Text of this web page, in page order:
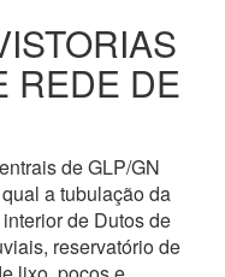
REDE DE
de GLP/GN
a tubulação da
de Dutos de
reservatório de